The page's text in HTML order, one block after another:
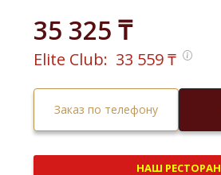
35 325 ₸
Elite Club: 33 559₸
Заказ по телефону
НАШ РЕСТОРАН